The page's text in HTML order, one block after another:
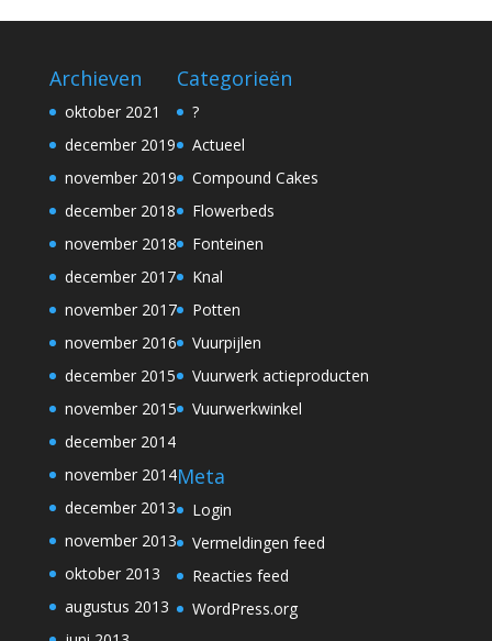
Archieven
oktober 2021
december 2019
november 2019
december 2018
november 2018
december 2017
november 2017
november 2016
december 2015
november 2015
december 2014
november 2014
december 2013
november 2013
oktober 2013
augustus 2013
Categorieën
?
Actueel
Compound Cakes
Flowerbeds
Fonteinen
Knal
Potten
Vuurpijlen
Vuurwerk actieproducten
Vuurwerkwinkel
Meta
Login
Vermeldingen feed
Reacties feed
WordPress.org